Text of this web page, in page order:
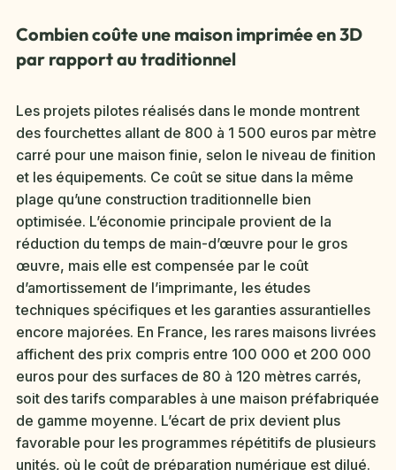
Combien coûte une maison imprimée en 3D
par rapport au traditionnel
Les projets pilotes réalisés dans le monde montrent
des fourchettes allant de 800 à 1 500 euros par mètre
carré pour une maison finie, selon le niveau de finition
et les équipements. Ce coût se situe dans la même
plage qu’une construction traditionnelle bien
optimisée. L’économie principale provient de la
réduction du temps de main-d’œuvre pour le gros
œuvre, mais elle est compensée par le coût
d’amortissement de l’imprimante, les études
techniques spécifiques et les garanties assurantielles
encore majorées. En France, les rares maisons livrées
affichent des prix compris entre 100 000 et 200 000
euros pour des surfaces de 80 à 120 mètres carrés,
soit des tarifs comparables à une maison préfabriquée
de gamme moyenne. L’écart de prix devient plus
favorable pour les programmes répétitifs de plusieurs
unités, où le coût de préparation numérique est dilué.